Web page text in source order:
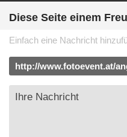
Diese Seite einem
Einfach eine Nachricht